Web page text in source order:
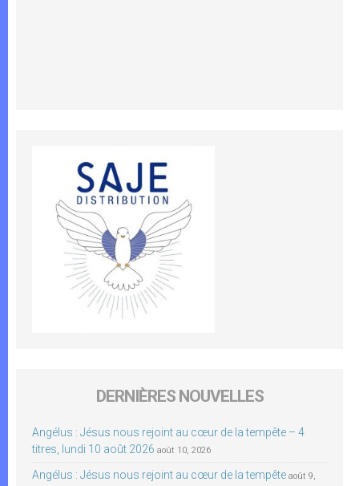
DERNIÈRES NOUVELLES
Angélus : Jésus nous rejoint au cœur de la tempête – 4
titres, lundi 10 août 2026 août 10, 2026
Angélus : Jésus nous rejoint au cœur de la tempête août 9,